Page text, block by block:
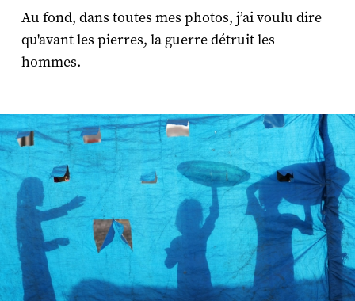
Au fond, dans toutes mes photos, j’ai voulu dire
qu'avant les pierres, la guerre détruit les
hommes.